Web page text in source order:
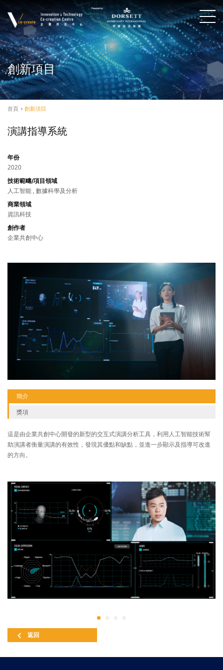
創新項目
首頁 > 創新項目
演講指導系統
年份
2020
技術範疇/項目領域
人工智能 , 數據科學及分析
商業領域
資訊科技
創作者
企業共創中心
簡介
獎項
這是由企業共創中心開發的新型的交互式演講分析工具，利用人工智能技術幫
助演講者衡量演講的有效性，發現其優點和缺點，並進一步顯示及指導可改進
的方向。
返回